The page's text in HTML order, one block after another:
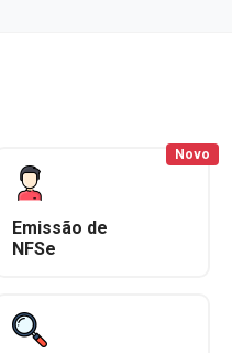
Emissão de
NFSe
Novo